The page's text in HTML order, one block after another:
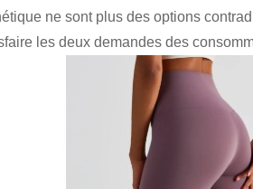
ne sont plus des options
les deux demandes des